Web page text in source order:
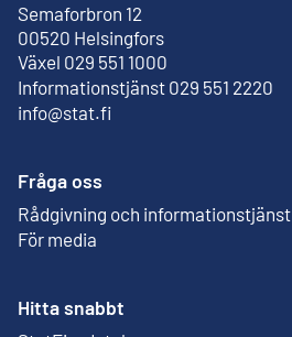
Semaforbron 12
00520 Helsingfors
Extern länk
Växel 029 551 1000
Informationstjänst 029 551 2220
info@stat.fi
Fråga oss
Rådgivning och informationstjänst
För media
Hitta snabbt